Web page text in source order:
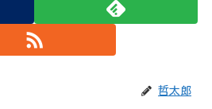
哲太郎